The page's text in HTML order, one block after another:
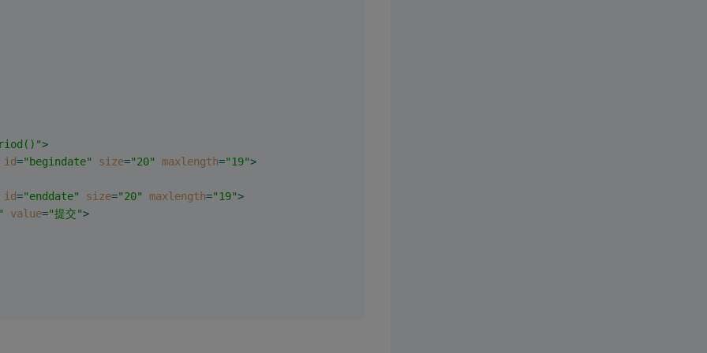
>
id="begindate" size="20" maxlength="19">
id="enddate" size="20" maxlength="19">
value="提交">